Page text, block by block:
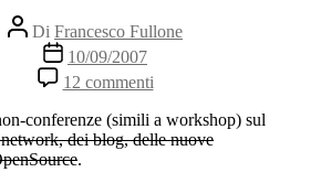
Autore
articolo
Di Francesco Fullone
Data
dell'articolo
10/09/2007
12 commentisu
RomagnaCamp
e
CampCamp,
conferenze (simili a workshop) sul
dei blog, delle nuove
.